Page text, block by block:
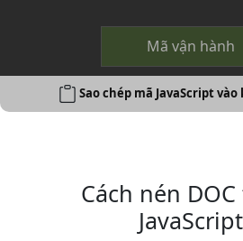
Mã vận hành
Sao chép mã JavaScript
Cách nén
JavaScript